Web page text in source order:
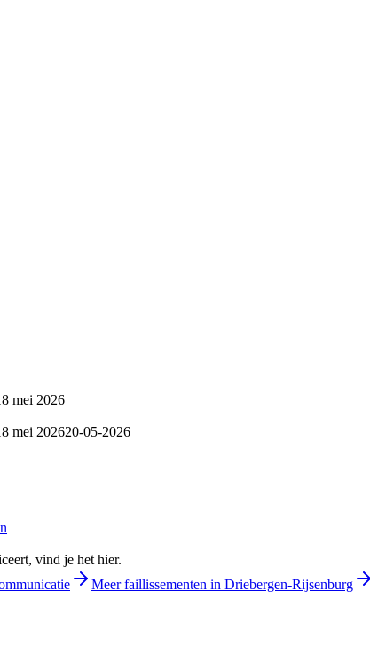
mei 2026
mei 202620-05-2026
vind je het hier.
Meer faillissementen in Driebergen-Rijsenburg